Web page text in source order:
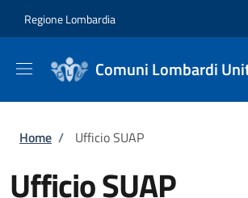
Regione Lombardia
Comuni Lombardi
Briciole di pane
Home / Ufficio SUAP
Ufficio SUAP